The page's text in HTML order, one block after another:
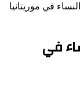
في موريتانيا
في